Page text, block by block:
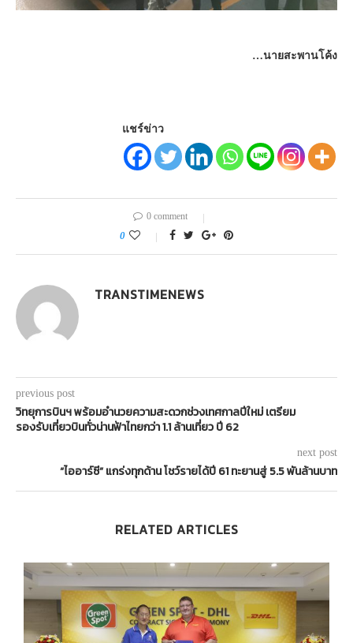
…นายสะพานโค้ง
แชร์ข่าว
0 comment
0
TRANSTIMENEWS
previous post
วิทยุการบินฯ พร้อมอำนวยความสะดวกช่วงเทศกาลปีใหม่ เตรียม
รองรับเที่ยวบินทั่วน่านฟ้าไทยกว่า 1.1 ล้านเที่ยว ปี 62
next post
“ไออาร์ซี” แกร่งทุกด้าน โชว์รายได้ปี 61 ทะยานสู่ 5.5 พันล้านบาท
RELATED ARTICLES